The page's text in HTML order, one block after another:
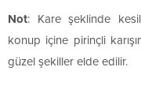
Not: Kare şeklinde
konup içine pirinçli
güzel şekiller elde edilir.